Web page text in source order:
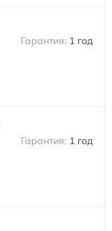
1 год
1 год